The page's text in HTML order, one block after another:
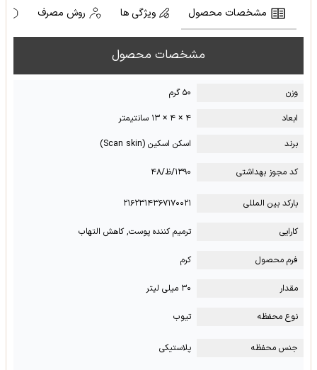
مشخصات محصول ویژگی ها روش مصرف
مشخصات محصول
وزن
۵۰ گرم
ابعاد
۴ × ۴ × ۱۳ سانتیمتر
برند
اسکن اسکین (Scan skin)
کد مجوز بهداشتی ۱۳۹۰/ظ/۴۸
بارکد بین المللی ۲۱۶۲۳۱۴۳۶۷۱۷۰۰۲۱
کارایی ترمیم کننده پوست, کاهش التهاب
فرم محصول کرم
مقدار ۳۰ میلی لیتر
نوع محفظه تیوب
جنس محفظه پلاستیکی